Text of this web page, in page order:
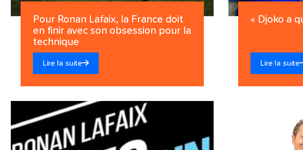
Pour Ronan Lafaix, la France doit
en finir avec son obsession pour la
technique
Lire la suite
« Djoko a
Lire la suite